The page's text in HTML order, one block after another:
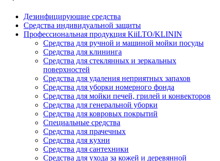
Дезинфицирующие средства
Средства индивидуальной защиты
Профессиональная продукция KiiLTO/KLININ
Средства для ручной и машиной мойки посуды
Средства для клининга
Средства для стеклянных и зеркальных
поверхностей
Средства для удаления неприятных запахов
Средства для уборки номерного фонда
Средства для мойки печей, грилей и конвекторов
Средства для генеральной уборки
Средства для ковровых покрытий
Специальные средства
Средства для прачечных
Средства для кухни
Средства для сантехники
Средства для ухода за кожей и деревянной